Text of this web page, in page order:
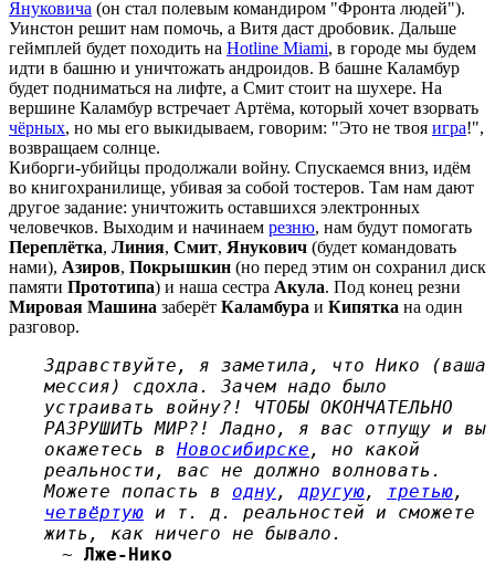
Януковича (он стал полевым командиром "Фронта людей").
Уинстон решит нам помочь, а Витя даст дробовик. Дальше
геймплей будет походить на Hotline Miami, в городе мы будем
идти в башню и уничтожать андроидов. В башне Каламбур
будет подниматься на лифте, а Смит стоит на шухере. На
вершине Каламбур встречает Артёма, который хочет взорвать
чёрных, но мы его выкидываем, говорим: "Это не твоя игра!",
возвращаем солнце.
Киборги-убийцы продолжали войну. Спускаемся вниз, идëм
во книгохранилище, убивая за собой тостеров. Там нам дают
другое задание: уничтожить оставшихся электронных
человечков. Выходим и начинаем резню, нам будут помогать
Переплëтка, Линия, Смит, Янукович (будет командовать
нами), Азиров, Покрышкин (но перед этим он сохранил диск
памяти Прототипа) и наша сестра Акула. Под конец резни
Мировая Машина заберёт Каламбура и Кипятка на один
разговор.
Здравствуйте, я заметила, что Нико (ваша
мессия) сдохла. Зачем надо было
устраивать войну?! ЧТОБЫ ОКОНЧАТЕЛЬНО
РАЗРУШИТЬ МИР?! Ладно, я вас отпущу и вы
окажетесь в Новосибирске , но какой
реальности, вас не должно волновать.
Можете попасть в одну, другую, третью,
четвёртую и т. д. реальностей и сможете
жить, как ничего не бывало.
~ Лже-Нико